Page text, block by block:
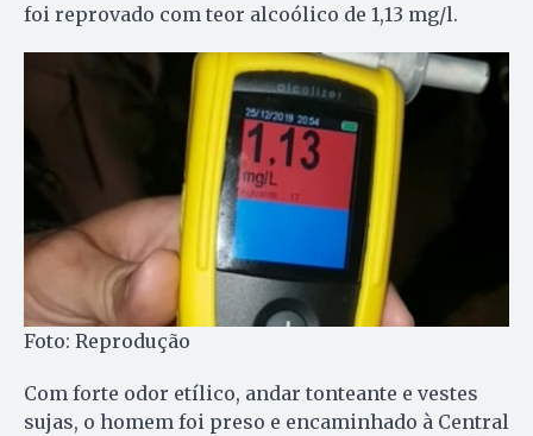
foi reprovado com teor alcoólico de 1,13 mg/l.
Foto: Reprodução
Com forte odor etílico, andar tonteante e vestes
sujas, o homem foi preso e encaminhado à Central